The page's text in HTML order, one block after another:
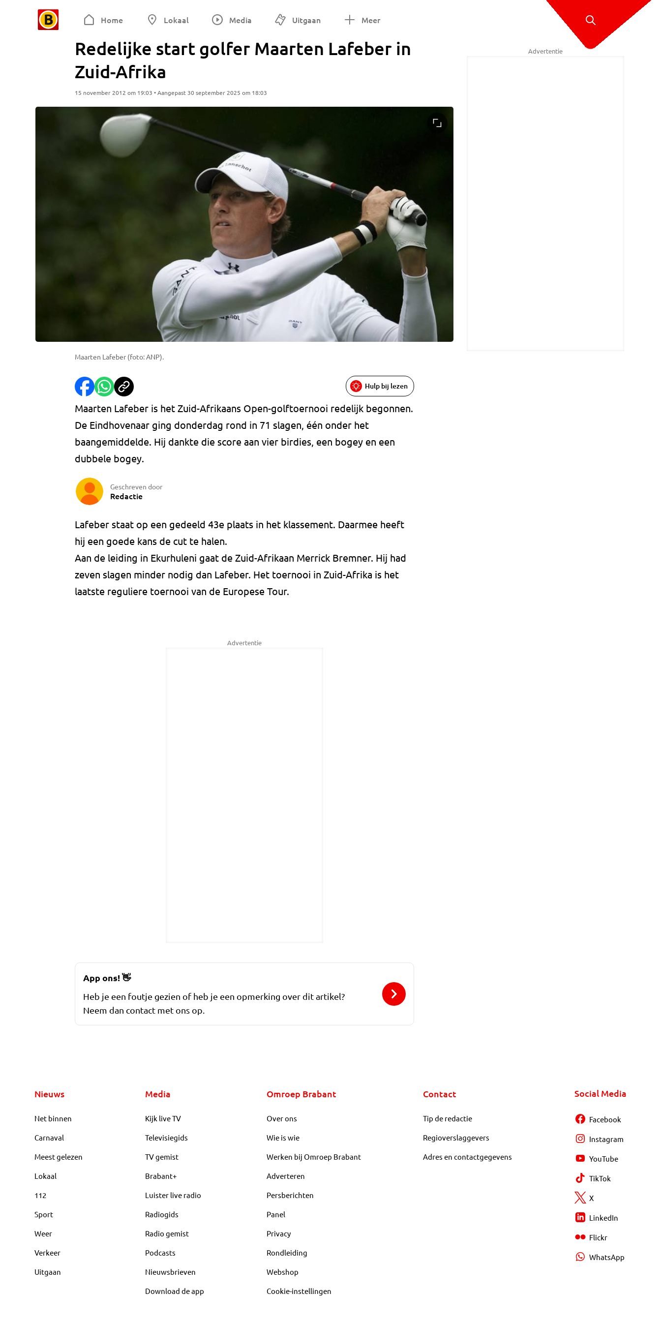
Home Lokaal Media Uitgaan Meer
Redelijke start golfer Maarten Lafeber in
Zuid-Afrika
15 november 2012 om 19:03 • Aangepast 30 september 2025 om 18:03
Maarten Lafeber (foto: ANP).
Hulp bij lezen
Maarten Lafeber is het Zuid-Afrikaans Open-golftoernooi redelijk begonnen.
De Eindhovenaar ging donderdag rond in 71 slagen, één onder het
baangemiddelde. Hij dankte die score aan vier birdies, een bogey en een
dubbele bogey.
Geschreven door
Redactie
Lafeber staat op een gedeeld 43e plaats in het klassement. Daarmee heeft
hij een goede kans de cut te halen.
Aan de leiding in Ekurhuleni gaat de Zuid-Afrikaan Merrick Bremner. Hij had
zeven slagen minder nodig dan Lafeber. Het toernooi in Zuid-Afrika is het
laatste reguliere toernooi van de Europese Tour.
Advertentie
Advertentie
App ons!👋
Heb je een foutje gezien of heb je een opmerking over dit artikel?
Neem dan contact met ons op.
Nieuws
Net binnen
Carnaval
Meest gelezen
Lokaal
112
Sport
Weer
Verkeer
Uitgaan
Media
Kijk live TV
Televisiegids
TV gemist
Brabant+
Luister live radio
Radiogids
Radio gemist
Podcasts
Nieuwsbrieven
Download de app
Omroep Brabant
Over ons
Wie is wie
Werken bij Omroep Brabant
Adverteren
Persberichten
Panel
Privacy
Rondleiding
Webshop
Cookie-instellingen
Contact
Tip de redactie
Regioverslaggevers
Adres en contactgegevens
Social Media
Facebook
Instagram
YouTube
TikTok
X
LinkedIn
Flickr
WhatsApp